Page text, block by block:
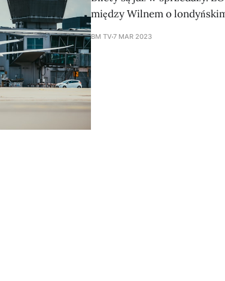
między Wilnem o
BM TV7 MAR 2023